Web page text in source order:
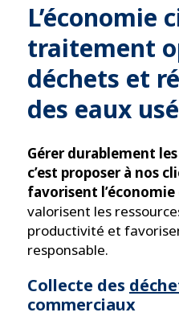
L’économie
traitement
déchets et
des eaux
Gérer durablement
c’est proposer à nos
favorisent
valorisent les
productivité et
responsable.
Collecte des
commerciaux